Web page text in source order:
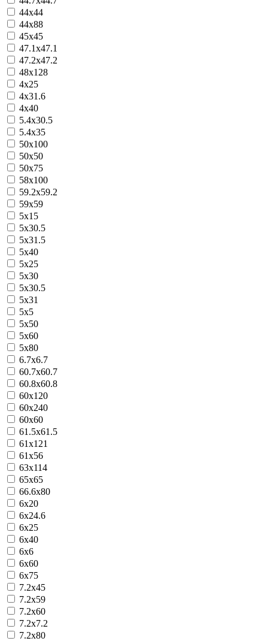
44x44
44х88
45х45
47.1x47.1
47.2x47.2
48х128
4х25
4х31.6
4х40
5.4x30.5
5.4х35
50х100
50х50
50х75
58х100
59.2x59.2
59x59
5x15
5x30.5
5x31.5
5x40
5х25
5х30
5х30.5
5х31
5х5
5х50
5х60
5х80
6.7х6.7
60.7x60.7
60.8x60.8
60х120
60х240
60х60
61.5x61.5
61х121
61х56
63x114
65х65
66.6х80
6х20
6х24.6
6х25
6х40
6х6
6х60
6х75
7.2x45
7.2x59
7.2x60
7.2x7.2
7.2x80